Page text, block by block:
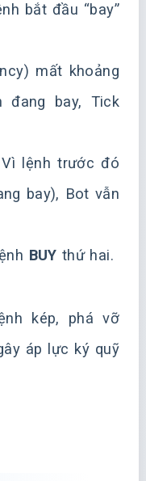
bắt đầu “bay”
mất khoảng
đang bay, Tick
lệnh trước đó
bay), Bot vẫn
BUY thứ hai.
kép, phá vỡ
áp lực ký quỹ